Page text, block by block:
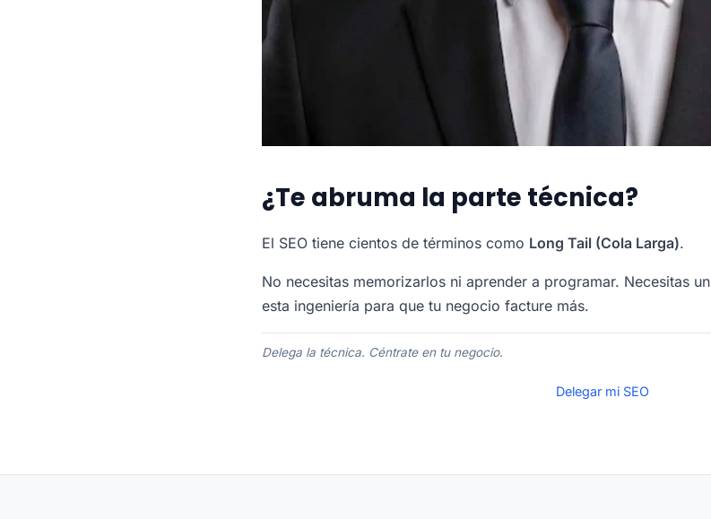
¿Te abruma la parte técnica?
El SEO tiene cientos de términos como Long Tail (Cola Larga).
No necesitas memorizarlos ni aprender a programar. Necesitas un
esta ingeniería para que tu negocio facture más.
Delega la técnica. Céntrate en tu negocio.
Delegar mi SEO